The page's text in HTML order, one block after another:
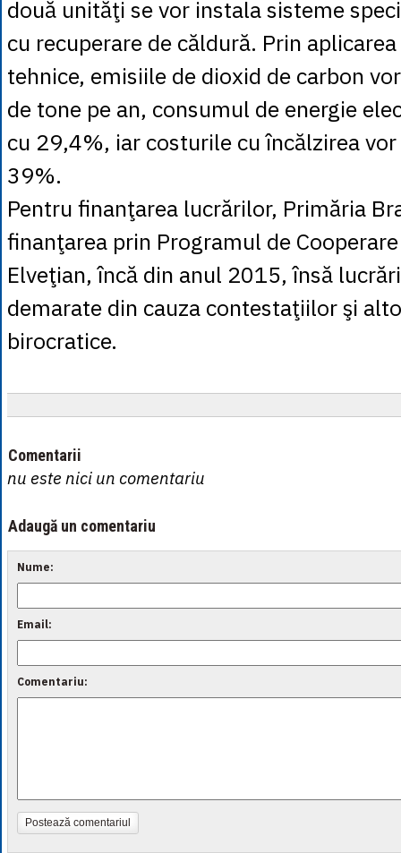
două unităţi se vor instala sisteme
cu recuperare de căldură. Prin
tehnice, emisiile de dioxid de carbon
de tone pe an, consumul de energie
cu 29,4%, iar costurile cu încălzirea
39%.
Pentru finanţarea lucrărilor, Primăria
finanţarea prin Programul de
Elveţian, încă din anul 2015, însă
demarate din cauza contestaţiilor şi
birocratice.
Comentarii
nu este nici un comentariu
Adaugă un comentariu
Nume:
Email:
Comentariu:
Postează comentariul